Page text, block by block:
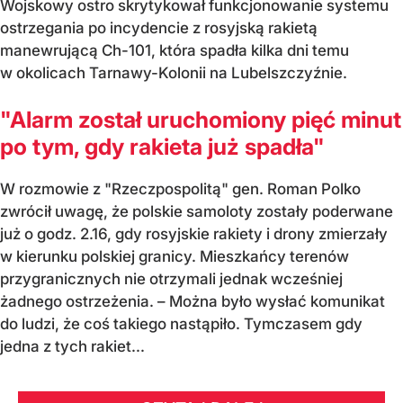
Wojskowy ostro skrytykował funkcjonowanie systemu
ostrzegania po incydencie z rosyjską rakietą
manewrującą Ch-101, która spadła kilka dni temu
w okolicach Tarnawy-Kolonii na Lubelszczyźnie.
"Alarm został uruchomiony pięć minut
po tym, gdy rakieta już spadła"
W rozmowie z "Rzeczpospolitą" gen. Roman Polko
zwrócił uwagę, że polskie samoloty zostały poderwane
już o godz. 2.16, gdy rosyjskie rakiety i drony zmierzały
w kierunku polskiej granicy. Mieszkańcy terenów
przygranicznych nie otrzymali jednak wcześniej
żadnego ostrzeżenia. – Można było wysłać komunikat
do ludzi, że coś takiego nastąpiło. Tymczasem gdy
jedna z tych rakiet...